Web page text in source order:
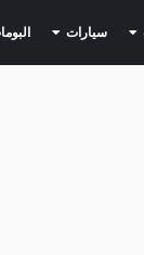
(current) سيارات (current)